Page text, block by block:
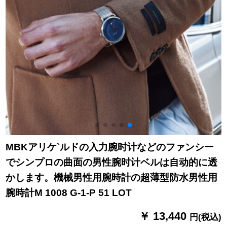
MBKアリケ`ルドの入力腕时计などのファンシー
でシンプロの曲面の男性腕时计ベルは自动的に透
かします。機械男性用腕時計の超薄型防水男性用
腕時計M 1008 G-1-P 51 LOT
￥ 13,440 円(税込)